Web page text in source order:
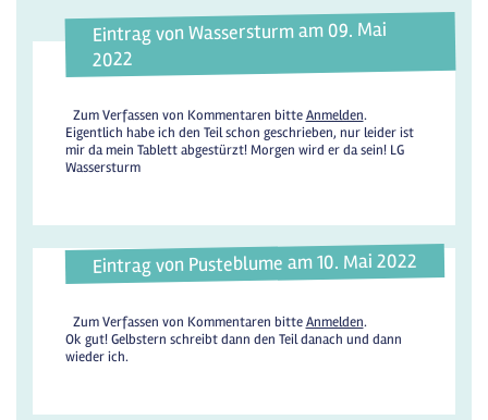
Eintrag von Wassersturm am 09. Mai
2022
Zum Verfassen von Kommentaren bitteAnmelden.
Eigentlich habe ich den Teil schon geschrieben, nur leider ist
mir da mein Tablett abgestürzt! Morgen wird er da sein! LG
Wassersturm
Eintrag von Pusteblume am 10. Mai 2022
Zum Verfassen von Kommentaren bitteAnmelden.
Ok gut! Gelbstern schreibt dann den Teil danach und dann
wieder ich.